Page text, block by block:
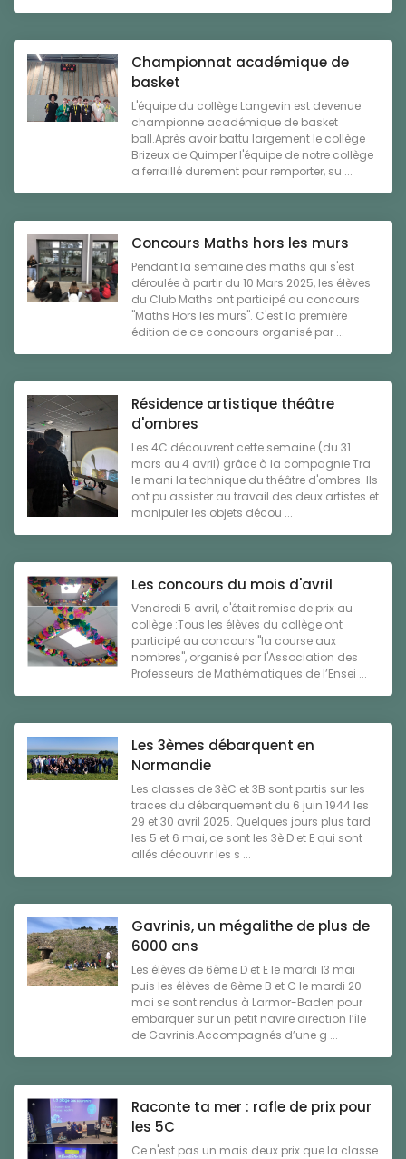
Championnat académique de
basket
L'équipe du collège Langevin est devenue
championne académique de basket
ball.Après avoir battu largement le collège
Brizeux de Quimper l'équipe de notre collège
a ferraillé durement pour remporter, su ...
Concours Maths hors les murs
Pendant la semaine des maths qui s'est
déroulée à partir du 10 Mars 2025, les élèves
du Club Maths ont participé au concours
"Maths Hors les murs". C'est la première
édition de ce concours organisé par ...
Résidence artistique théâtre
d'ombres
Les 4C découvrent cette semaine (du 31
mars au 4 avril) grâce à la compagnie Tra
le mani la technique du théâtre d'ombres. Ils
ont pu assister au travail des deux artistes et
manipuler les objets décou ...
Les concours du mois d'avril
Vendredi 5 avril, c'était remise de prix au
collège :Tous les élèves du collège ont
participé au concours "la course aux
nombres", organisé par l'Association des
Professeurs de Mathématiques de l’Ensei ...
Les 3èmes débarquent en
Normandie
Les classes de 3èC et 3B sont partis sur les
traces du débarquement du 6 juin 1944 les
29 et 30 avril 2025. Quelques jours plus tard
les 5 et 6 mai, ce sont les 3è D et E qui sont
allés découvrir les s ...
Gavrinis, un mégalithe de plus de
6000 ans
Les élèves de 6ème D et E le mardi 13 mai
puis les élèves de 6ème B et C le mardi 20
mai se sont rendus à Larmor-Baden pour
embarquer sur un petit navire direction l’île
de Gavrinis.Accompagnés d’une g ...
Raconte ta mer : rafle de prix pour
les 5C
Ce n'est pas un mais deux prix que la classe